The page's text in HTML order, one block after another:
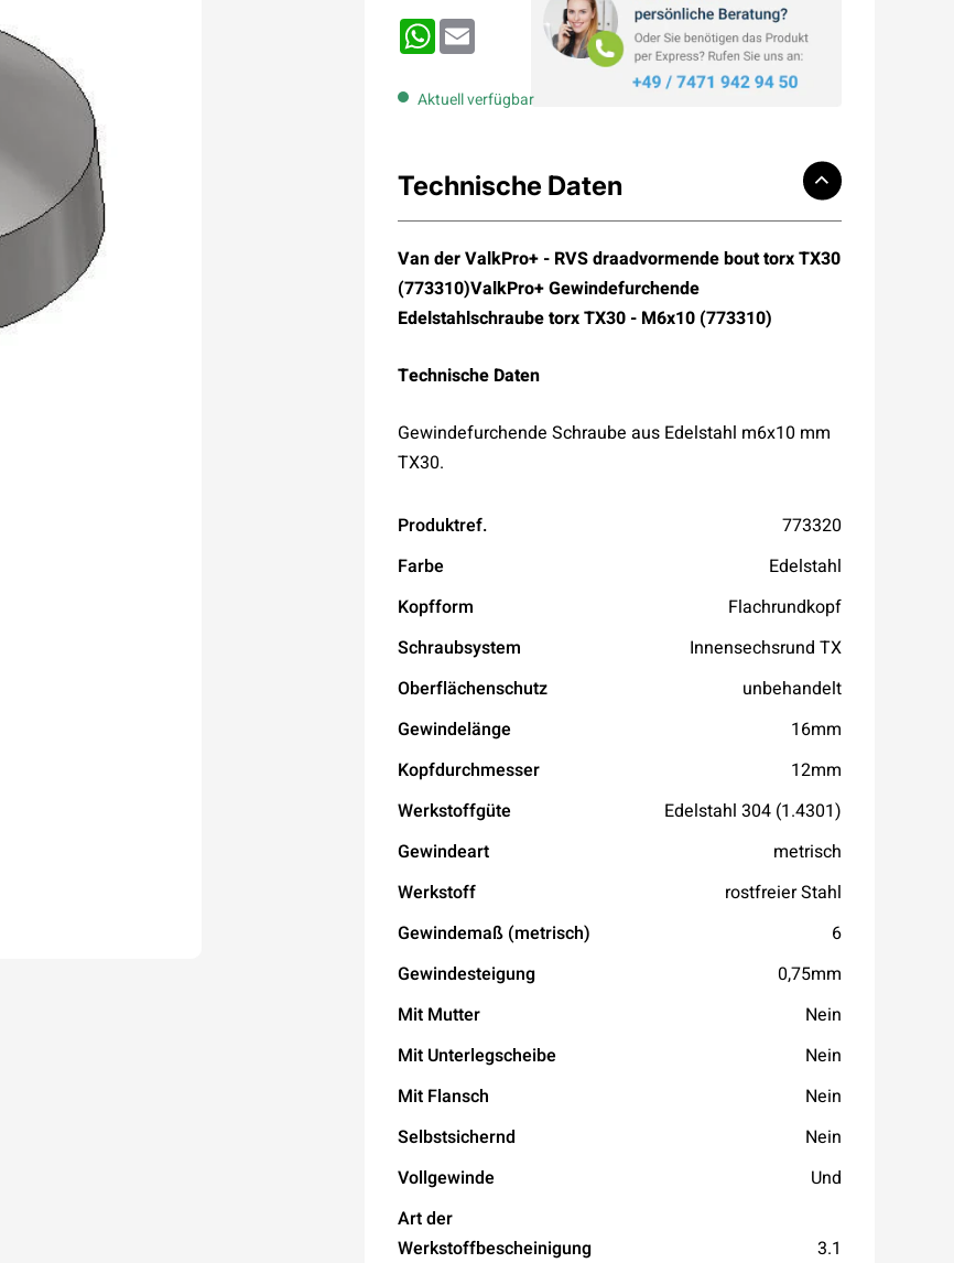
WhatsApp
Aktuell verfügbar
Technische Daten
Van der ValkPro+ - RVS draadvormende bout torx TX30
(773310)ValkPro+ Gewindefurchende
Edelstahlschraube torx TX30 - M6x10 (773310)
Technische Daten
Gewindefurchende Schraube aus Edelstahl m6x10 mm
TX30.
Produktref. 773320
Farbe Edelstahl
Kopfform Flachrundkopf
Schraubsystem Innensechsrund TX
Oberflächenschutz unbehandelt
Gewindelänge 16mm
Kopfdurchmesser 12mm
Werkstoffgüte Edelstahl 304 (1.4301)
Gewindeart metrisch
Werkstoff rostfreier Stahl
Gewindemaß (metrisch) 6
Gewindesteigung 0,75mm
Mit Mutter Nein
Mit Unterlegscheibe Nein
Mit Flansch Nein
Selbstsichernd Nein
Vollgewinde Und
Art der
Werkstoffbescheinigung
3.1